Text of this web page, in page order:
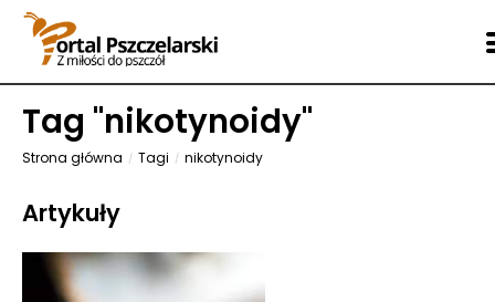
Tag "nikotynoidy"
Strona główna Tagi nikotynoidy
Artykuły